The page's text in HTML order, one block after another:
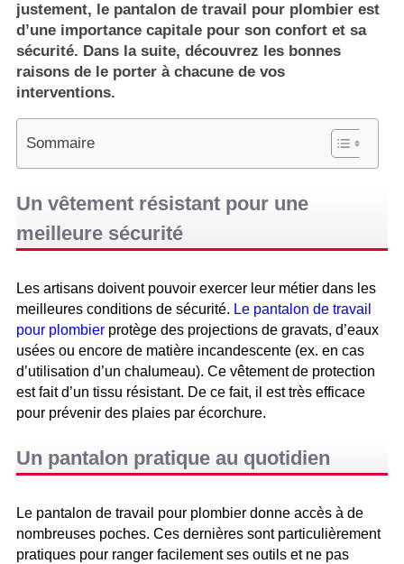
justement, le pantalon de travail pour plombier est
d’une importance capitale pour son confort et sa
sécurité. Dans la suite, découvrez les bonnes
raisons de le porter à chacune de vos
interventions.
Sommaire
Un vêtement résistant pour une
meilleure sécurité
Les artisans doivent pouvoir exercer leur métier dans les
meilleures conditions de sécurité. Le pantalon de travail
pour plombier protège des projections de gravats, d’eaux
usées ou encore de matière incandescente (ex. en cas
d’utilisation d’un chalumeau). Ce vêtement de protection
est fait d’un tissu résistant. De ce fait, il est très efficace
pour prévenir des plaies par écorchure.
Un pantalon pratique au quotidien
Le pantalon de travail pour plombier donne accès à de
nombreuses poches. Ces dernières sont particulièrement
pratiques pour ranger facilement ses outils et ne pas